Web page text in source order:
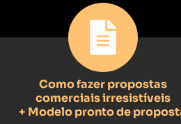
Como fazer propostas
comerciais irresistíveis
+ Modelo pronto de